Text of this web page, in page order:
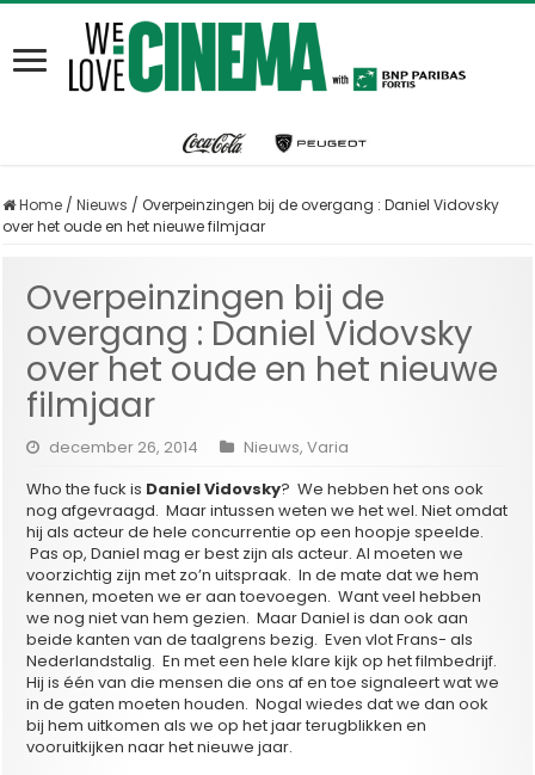
Home / Nieuws / Overpeinzingen bij de overgang : Daniel Vidovsky
over het oude en het nieuwe filmjaar
Overpeinzingen bij de
overgang : Daniel Vidovsky
over het oude en het nieuwe
filmjaar
december 26, 2014 Nieuws,Varia
Who the fuck is Daniel Vidovsky? We hebben het ons ook
nog afgevraagd. Maar intussen weten we het wel. Niet omdat
hij als acteur de hele concurrentie op een hoopje speelde.
Pas op, Daniel mag er best zijn als acteur. Al moeten we
voorzichtig zijn met zo’n uitspraak. In de mate dat we hem
kennen, moeten we er aan toevoegen. Want veel hebben
we nog niet van hem gezien. Maar Daniel is dan ook aan
beide kanten van de taalgrens bezig. Even vlot Frans- als
Nederlandstalig. En met een hele klare kijk op het filmbedrijf.
Hij is één van die mensen die ons af en toe signaleert wat we
in de gaten moeten houden. Nogal wiedes dat we dan ook
bij hem uitkomen als we op het jaar terugblikken en
vooruitkijken naar het nieuwe jaar.